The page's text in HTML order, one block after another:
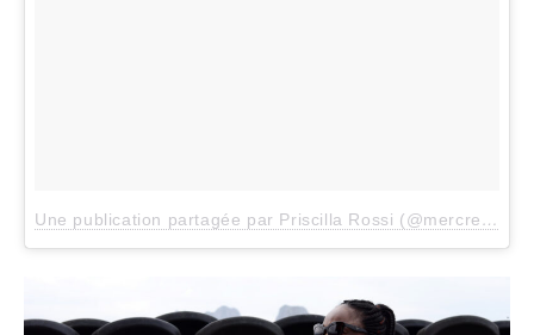
Une publication partagée par Priscilla Rossi (@mercredieblog)